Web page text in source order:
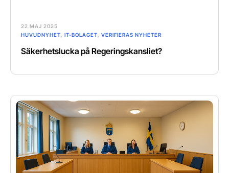
22 MAJ 2025
HUVUDNYHET
IT-BOLAGET VERIFIERAS NYHETER
Säkerhetslucka på Regeringskansliet?